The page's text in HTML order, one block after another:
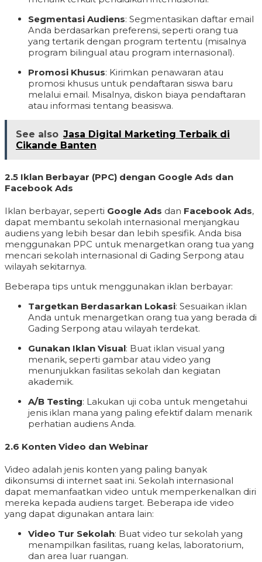
Segmentasi Audiens: Segmentasikan daftar email
Anda berdasarkan preferensi, seperti orang tua
yang tertarik dengan program tertentu (misalnya
program bilingual atau program internasional).
Promosi Khusus: Kirimkan penawaran atau
promosi khusus untuk pendaftaran siswa baru
melalui email. Misalnya, diskon biaya pendaftaran
atau informasi tentang beasiswa.
See also Jasa Digital Marketing Terbaik di
Cikande Banten
2.5 Iklan Berbayar (PPC) dengan Google Ads dan
Facebook Ads
Iklan berbayar, seperti Google Ads dan Facebook Ads,
dapat membantu sekolah internasional menjangkau
audiens yang lebih besar dan lebih spesifik. Anda bisa
menggunakan PPC untuk menargetkan orang tua yang
mencari sekolah internasional di Gading Serpong atau
wilayah sekitarnya.
Beberapa tips untuk menggunakan iklan berbayar:
Targetkan Berdasarkan Lokasi: Sesuaikan iklan
Anda untuk menargetkan orang tua yang berada di
Gading Serpong atau wilayah terdekat.
Gunakan Iklan Visual: Buat iklan visual yang
menarik, seperti gambar atau video yang
menunjukkan fasilitas sekolah dan kegiatan
akademik.
A/B Testing: Lakukan uji coba untuk mengetahui
jenis iklan mana yang paling efektif dalam menarik
perhatian audiens Anda.
2.6 Konten Video dan Webinar
Video adalah jenis konten yang paling banyak
dikonsumsi di internet saat ini. Sekolah internasional
dapat memanfaatkan video untuk memperkenalkan diri
mereka kepada audiens target. Beberapa ide video
yang dapat digunakan antara lain:
Video Tur Sekolah: Buat video tur sekolah yang
menampilkan fasilitas, ruang kelas, laboratorium,
dan area luar ruangan.